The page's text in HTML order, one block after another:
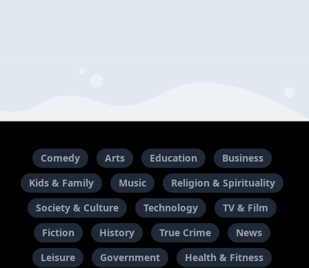
Comedy Arts Education
Business
Kids & Family
Music
Religion & Spirituality
Society & Culture
Technology
TV & Film
Fiction
History True Crime
News
Leisure
Government Health & Fitness